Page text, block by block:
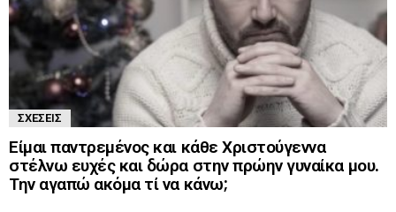
ΣΧΈΣΕΙΣ
Είμαι παντρεμένος και κάθε Χριστούγεννα
στέλνω ευχές και δώρα στην πρώην γυναίκα μου.
Την αγαπώ ακόμα τί να κάνω;